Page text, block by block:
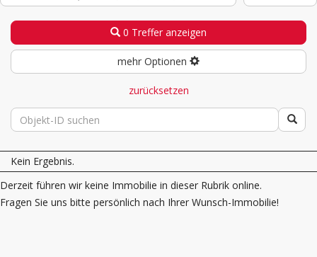
0 Treffer anzeigen
mehr Optionen
zurücksetzen
Kein Ergebnis.
Derzeit führen wir keine Immobilie in dieser Rubrik online.
Fragen Sie uns bitte persönlich nach Ihrer Wunsch-Immobilie!